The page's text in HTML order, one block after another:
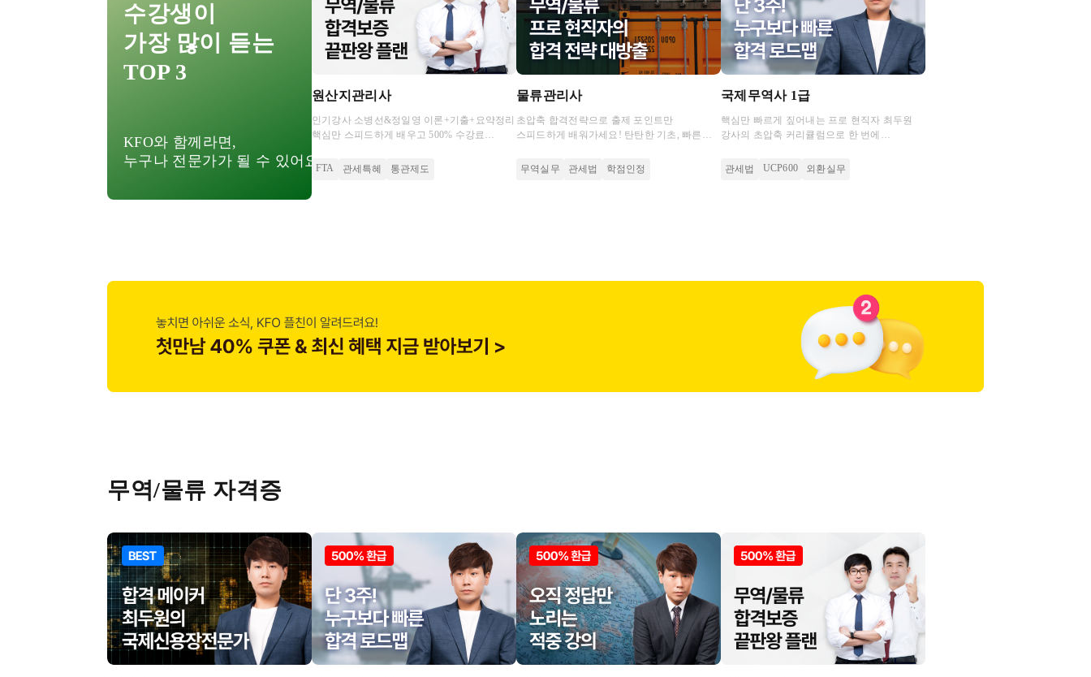
수강생이
가장 많이 듣는
TOP 3
KFO와 함께라면,
누구나 전문가가 될 수 있어요!
원산지관리사
인기강사 소병선&정일영 이론+기출+요약정리
핵심만 스피드하게 배우고 500% 수강료
FTA
관세특혜 통관제도
물류관리사
초압축 합격전략으로 출제 포인트만
스피드하게 배워가세요! 탄탄한 기초, 빠른
무역실무
관세법 학점인정
국제무역사 1급
핵심만 빠르게 짚어내는 프로 현직자 최두원
강사의 초압축 커리큘럼으로 한 번에
관세법
UCP600 외환실무
무역/물류 자격증